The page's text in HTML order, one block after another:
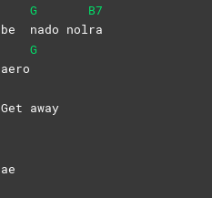
G
nado nol
B7
ra
G
away